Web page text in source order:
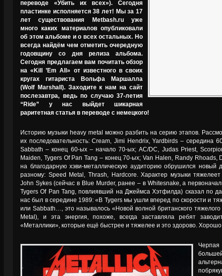
переводе «Убить их всех»). Сегодня
пластинке исполняется 38 лет! Мы за 17
лет существования Metbash.ru уже
много каких материалов опубликовали
об этом альбоме и о всех остальных. Но
всегда найдём чем отметить очередную
годовщину со дня релиза альбома.
Сегодня предлагаем вам почитать обзор
на «Kill ’Em All» от известного в своих
кругах гитариста Вольфа Маршалла
(Wolf Marshall). Заходите к нам на сайт
послезавтра, ведь по случаю 37-летия
“Ride” у нас выйдет шикарная
раритетная статья в переводе с немецкого!
Историю музыки heavy metal можно разбить на серию этапов.
их последовательность: Cream, Jimi Hendrix, Yardbirds – середина
Sabbath – конец 60-ых – начало 70-ых; AC/DC, Judas Priest,
Maiden, Tygers Of Pan Tang – конец 70-ых; Van Halen, Randy
на благодарную хэви-металлическую аудиторию обрушился
разному: Speed Metal, Thrash, Hardcore. Характер музыки
John Sykes (сейчас в Blue Murder, ранее – в Whitesnake, а
Tygers Of Pan Tang, повлиявший на Джеймса Хэтфилда) сказал по
нас был в середине 1989: «В Tygers мы ушли вперед по скорости и
или Sabbath…, это называлось «Новой волной британского
Metal), и эта энергия, похоже, всегда заставляла ребят
«Металлики», которые ещё быстрее и тяжелее и это здорово.